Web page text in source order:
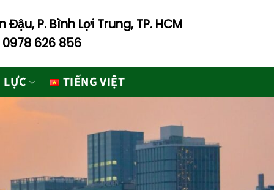
P. Bình Lợi Trung, TP. HCM
626 856
LỰC TIẾNG VIỆT